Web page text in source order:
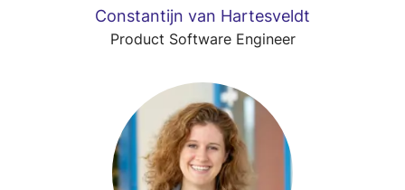
Constantijn van Hartesveldt
Product Software Engineer